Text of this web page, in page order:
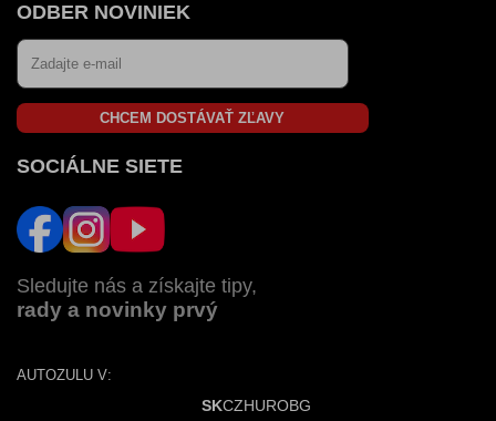
ODBER NOVINIEK
CHCEM DOSTÁVAŤ ZĽAVY
SOCIÁLNE SIETE
Sledujte nás a získajte tipy,
rady a novinky prvý
AUTOZULU V:
SKCZHUROBG